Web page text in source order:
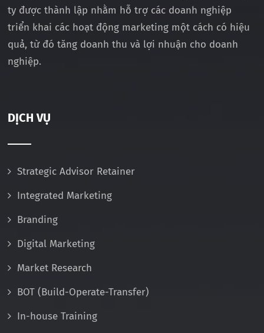
ty được thành lập nhằm hỗ trợ các doanh nghiệp
triển khai các hoạt động marketing một cách có hiệu
quả, từ đó tăng doanh thu và lợi nhuận cho doanh
nghiệp.
DỊCH VỤ
Strategic Advisor Retainer
Integrated Marketing
Branding
Digital Marketing
Market Research
BOT (Build-Operate-Transfer)
In-house Training